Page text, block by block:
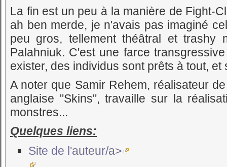
La fin est un peu à la manière de Fight-
ah ben merde, je n'avais pas imaginé
peu gros, tellement théâtral et trashy
Palahniuk. C'est une farce
exister, des individus sont prêts à tout, et
A noter que Samir Rehem, réalisateur
anglaise "Skins", travaille sur la
monstres...
Quelques liens:
Site de l'auteur/a>